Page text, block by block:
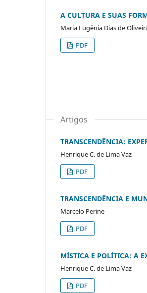
A CULTURA E SUAS
Maria Eugênia Dias de
PDF
Artigos
TRANSCENDÊNCIA:
Henrique C. de Lima Vaz
PDF
TRANSCENDÊNCIA E
Marcelo Perine
PDF
MÍSTICA E POLÍTICA: A
Henrique C. de Lima Vaz
PDF